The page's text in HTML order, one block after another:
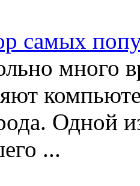
самых
много
Одной
...